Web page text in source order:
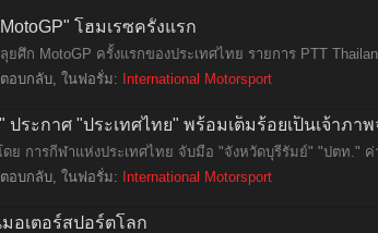
โฮมเรซครั้งแรก
ศึก MotoGP ครั้งแรกของประเทศไทย รายการ PTT
อบกลับ, ในฟอรั่ม: International Motorsport
ระกาศ "ประเทศไทย" พร้อมเต็มร้อยเป็นเจ้าภาพ
ดย การกีฬาแห่งประเทศไทย จับมือ "จังหวัดบุรีรัมย์" "ปตท."
อบกลับ, ในฟอรั่ม: International Motorsport
อเตอร์สปอร์ตโลก